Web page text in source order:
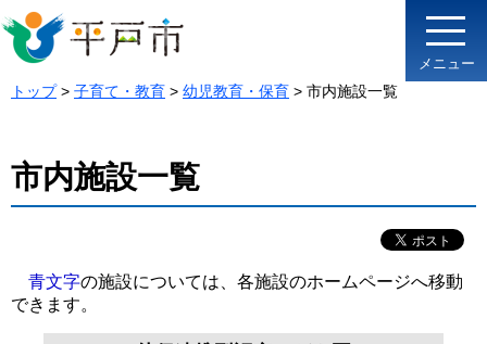
メニュー
トップ> 子育て・教育 > 幼児教育・保育 > 市内施設一覧
市内施設一覧
青文字の施設については、各施設のホームページへ移動
できます。